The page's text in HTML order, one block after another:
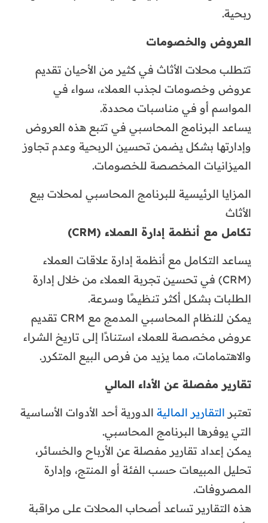
ربحية.
العروض والخصومات
تتطلب محلات الأثاث في كثير من الأحيان تقديم
عروض وخصومات لجذب العملاء، سواء في
المواسم أو في مناسبات محددة.
يساعد البرنامج المحاسبي في تتبع هذه العروض
وإدارتها بشكل يضمن تحسين الربحية وعدم تجاوز
الميزانيات المخصصة للخصومات.
المزايا الرئيسية للبرنامج المحاسبي لمحلات بيع
الأثاث
تكامل مع أنظمة إدارة العملاء (CRM)
يساعد التكامل مع أنظمة إدارة علاقات العملاء
(CRM) في تحسين تجربة العملاء من خلال إدارة
الطلبات بشكل أكثر تنظيمًا وسرعة.
يمكن للنظام المحاسبي المدمج مع CRM تقديم
عروض مخصصة للعملاء استنادًا إلى تاريخ الشراء
والاهتمامات، مما يزيد من فرص البيع المتكرر.
تقارير مفصلة عن الأداء المالي
تعتبر التقارير المالية الدورية أحد الأدوات الأساسية
التي يوفرها البرنامج المحاسبي.
يمكن إعداد تقارير مفصلة عن الأرباح والخسائر،
تحليل المبيعات حسب الفئة أو المنتج، وإدارة
المصروفات.
هذه التقارير تساعد أصحاب المحلات على مراقبة